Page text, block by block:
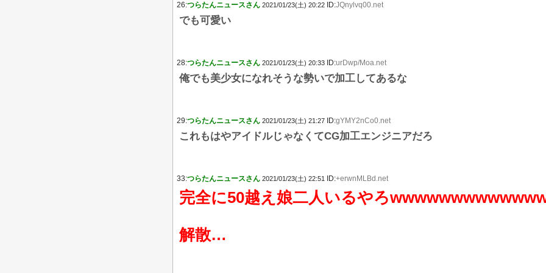
26:つらたんニュースさん 2021/01/23(土) 20:22 ID:JQnylvq00.net
でも可愛い
28:つらたんニュースさん 2021/01/23(土) 20:33 ID:urDwp/Moa.net
俺でも美少女になれそうな勢いで加工してあるな
29:つらたんニュースさん 2021/01/23(土) 21:27 ID:gYMY2nCo0.net
これもはやアイドルじゃなくてCG加工エンジニアだろ
33:つらたんニュースさん 2021/01/23(土) 22:51 ID:+erwnMLBd.net
完全に50越え娘二人いるやろ
解散…